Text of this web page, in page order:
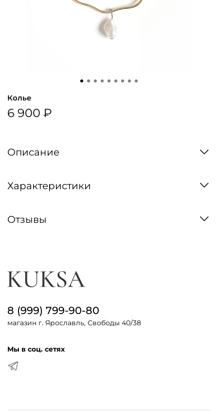
Колье
6 900 ₽
Описание
Характеристики
Отзывы
8 (999) 799-90-80
магазин г. Ярославль, Свободы 40/38
Мы в соц. сетях